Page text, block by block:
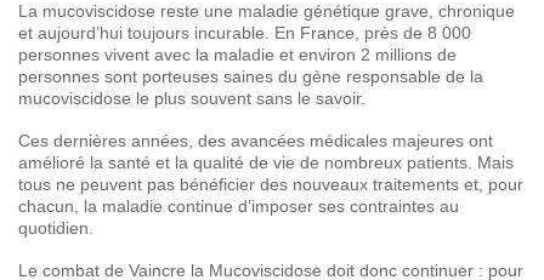
La mucoviscidose reste une maladie génétique grave, chronique
et aujourd’hui toujours incurable. En France, près de 8 000
personnes vivent avec la maladie et environ 2 millions de
personnes sont porteuses saines du gène responsable de la
mucoviscidose le plus souvent sans le savoir.
Ces dernières années, des avancées médicales majeures ont
amélioré la santé et la qualité de vie de nombreux patients. Mais
tous ne peuvent pas bénéficier des nouveaux traitements et, pour
chacun, la maladie continue d’imposer ses contraintes au
quotidien.
Le combat de Vaincre la Mucoviscidose doit donc continuer : pour